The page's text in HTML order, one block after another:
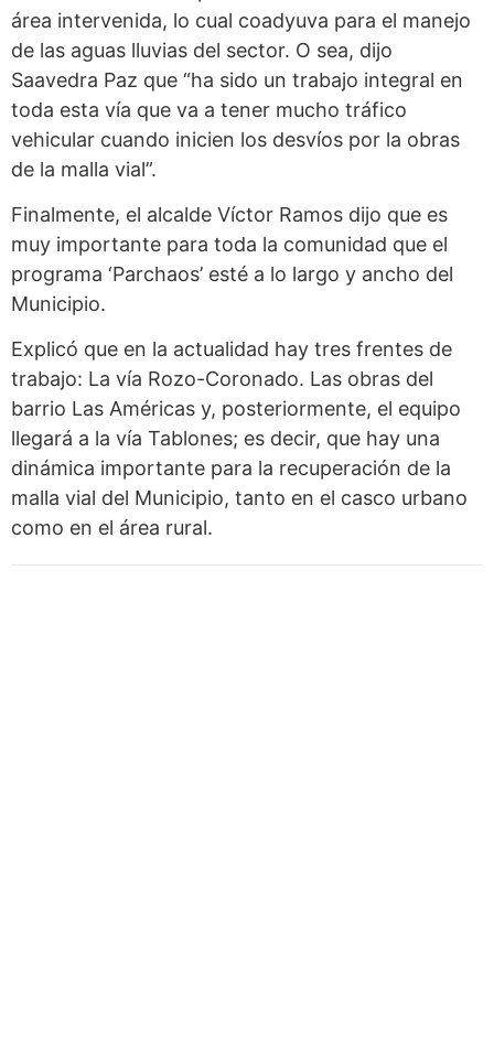
área intervenida, lo cual coadyuva para el manejo
de las aguas lluvias del sector. O sea, dijo
Saavedra Paz que “ha sido un trabajo integral en
toda esta vía que va a tener mucho tráfico
vehicular cuando inicien los desvíos por la obras
de la malla vial”.
Finalmente, el alcalde Víctor Ramos dijo que es
muy importante para toda la comunidad que el
programa ‘Parchaos’ esté a lo largo y ancho del
Municipio.
Explicó que en la actualidad hay tres frentes de
trabajo: La vía Rozo-Coronado. Las obras del
barrio Las Américas y, posteriormente, el equipo
llegará a la vía Tablones; es decir, que hay una
dinámica importante para la recuperación de la
malla vial del Municipio, tanto en el casco urbano
como en el área rural.